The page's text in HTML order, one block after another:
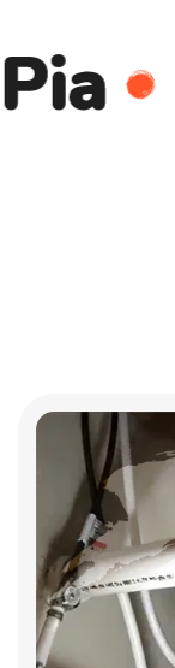
Ralo